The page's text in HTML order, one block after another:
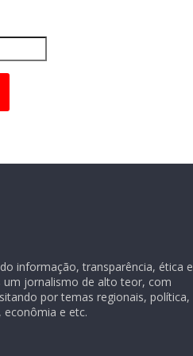
informação, transparência, ética e
um jornalismo de alto teor, com
por temas regionais, política,
econômia e etc.